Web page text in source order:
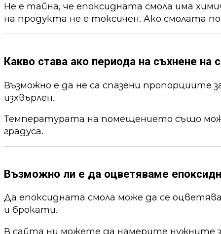
Не е тайна, че епоксидната смола има
на продукта не е токсичен. Ако смолата
Какво става ако периода на съхнене
Възможно е да не са спазени пропорциите
изхвърлен.
Температурата на помещението също
градуса.
Възможно ли е да оцветяваме
Да епоксидната смола може да се
и брокати.
В сайта ни можете да намерите нужните